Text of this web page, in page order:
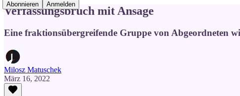
Abonnieren Anmelden
Verfassungsbruch mit Ansage
Eine fraktionsübergreifende Gruppe von Abgeordneten
Milosz Matuschek
März 16, 2022